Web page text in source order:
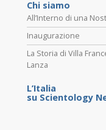
Chi siamo
All’Interno di una
Inaugurazione
La Storia di Villa
Lanza
L’Italia
su Scientology